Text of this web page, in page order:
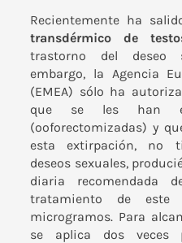
Recientemente ha
transdérmico de
trastorno del deseo
embargo, la Agencia
(EMEA) sólo ha
que se les han
(ooforectomizadas) y
esta extirpación, no
deseos sexuales,
diaria recomendada
tratamiento de
microgramos. Para
se aplica dos veces